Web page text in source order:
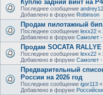
Куплю задний винт на
Последнее сообщение
Добавлено в форуме Robinson
Продам пилотажный
Последнее сообщение lexx22 «
Добавлено в форуме Самолет -
Продам SOCATA RALLYE
Последнее сообщение lexx22 «
Добавлено в форуме Самолет -
Предварительный
России на 2026 год
Последнее сообщение igor113 «
Добавлено в форуме